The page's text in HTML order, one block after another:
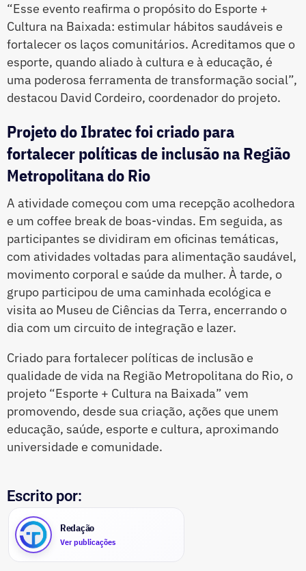
“Esse evento reafirma o propósito do Esporte +
Cultura na Baixada: estimular hábitos saudáveis e
fortalecer os laços comunitários. Acreditamos que o
esporte, quando aliado à cultura e à educação, é
uma poderosa ferramenta de transformação social”,
destacou David Cordeiro, coordenador do projeto.
Projeto do Ibratec foi criado para
fortalecer políticas de inclusão na Região
Metropolitana do Rio
A atividade começou com uma recepção acolhedora
e um coffee break de boas-vindas. Em seguida, as
participantes se dividiram em oficinas temáticas,
com atividades voltadas para alimentação saudável,
movimento corporal e saúde da mulher. À tarde, o
grupo participou de uma caminhada ecológica e
visita ao Museu de Ciências da Terra, encerrando o
dia com um circuito de integração e lazer.
Criado para fortalecer políticas de inclusão e
qualidade de vida na Região Metropolitana do Rio, o
projeto “Esporte + Cultura na Baixada” vem
promovendo, desde sua criação, ações que unem
educação, saúde, esporte e cultura, aproximando
universidade e comunidade.
Escrito por:
Redação
Ver publicações